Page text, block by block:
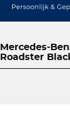
Mercedes-
Roadster